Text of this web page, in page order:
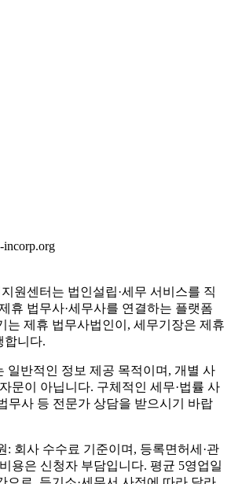
incorp.org
원센터는 법인설립·세무 서비스를 직
휴 법무사·세무사를 연결하는 플랫폼
는 제휴 법무사법인이, 세무기장은 제휴
합니다.
일반적인 정보 제공 목적이며, 개별 사
문이 아닙니다. 구체적인 세무·법률 사
무사 등 전문가 상담을 받으시기 바랍
: 회사 수수료 기준이며, 등록면허세·관
용은 신청자 부담입니다. 평균 5영업일